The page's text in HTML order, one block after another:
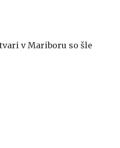
v Mariboru so šle